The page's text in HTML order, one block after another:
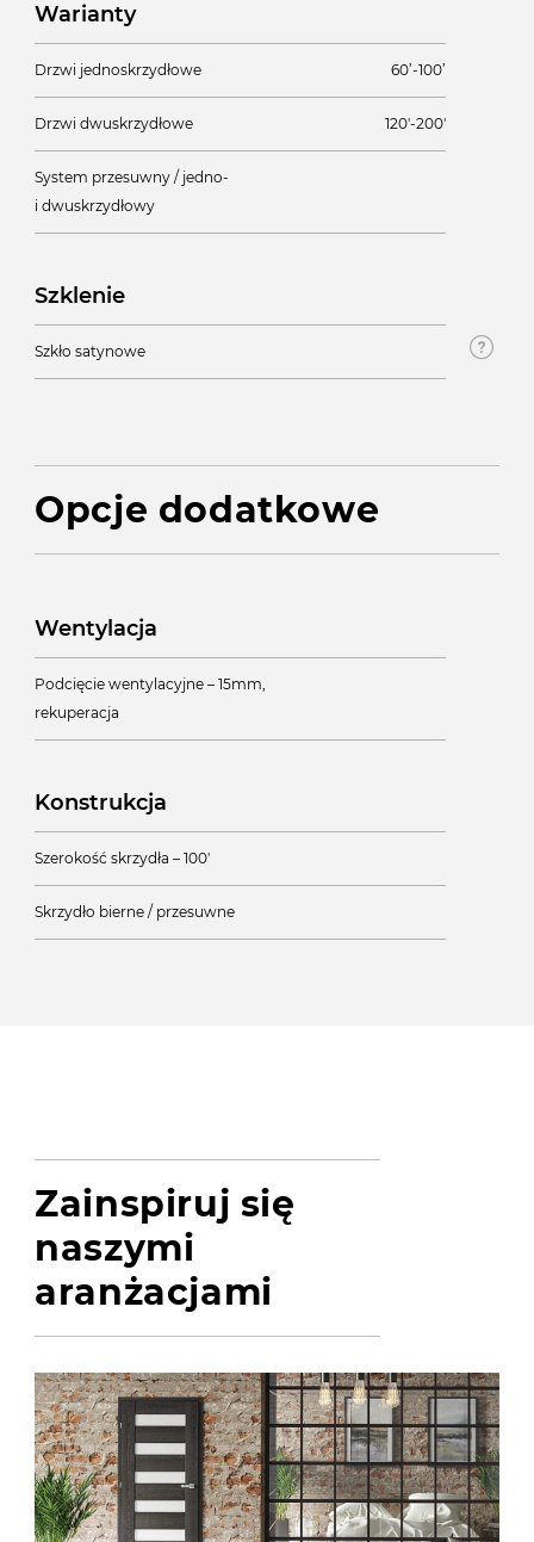
Warianty
Drzwi jednoskrzydłowe 60’-100’
Drzwi dwuskrzydłowe 120'-200'
System przesuwny / jedno-
i dwuskrzydłowy
Szklenie
Szkło satynowe
Opcje dodatkowe
Wentylacja
Podcięcie wentylacyjne – 15mm,
rekuperacja
Konstrukcja
Szerokość skrzydła – 100'
Skrzydło bierne / przesuwne
Zainspiruj się
naszymi
aranżacjami